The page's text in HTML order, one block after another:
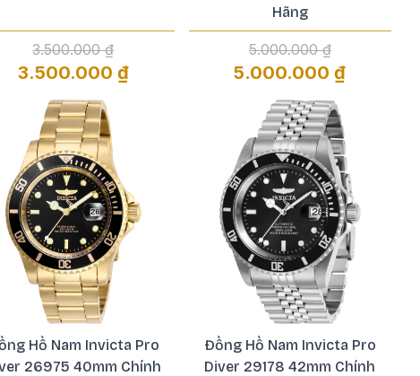
3.500.000 ₫
3.500.000 ₫
Hãng
5.000.000 ₫
5.000.000 ₫
Hồ Nam Invicta Pro
26975 40mm Chính
Đồng Hồ Nam Invicta Pro
Diver 29178 42mm Chính